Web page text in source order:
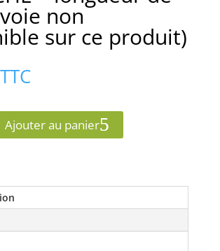
non
sur ce produit)
TTC
Ajouter au panier